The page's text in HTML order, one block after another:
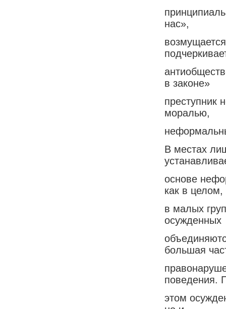
нас»,
в законе»
преступник
моралью,
В местах
основе
как в целом,
в малых
осужденных
большая
поведения.
этом